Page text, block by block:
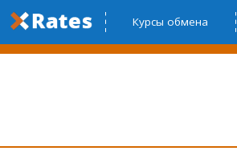
Курсы обмена